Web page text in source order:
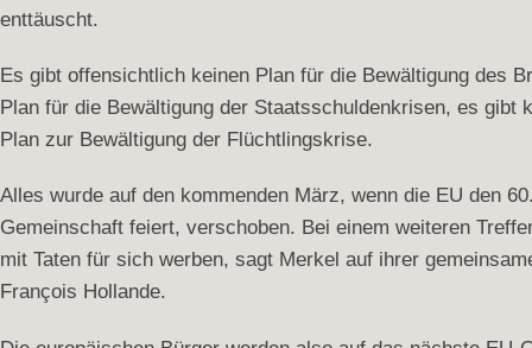
enttäuscht.
Es gibt offensichtlich keinen Plan für die Bewältigung des
Plan für die Bewältigung der Staatsschuldenkrisen, es
Plan zur Bewältigung der Flüchtlingskrise.
Alles wurde auf den kommenden März, wenn die EU den
Gemeinschaft feiert, verschoben. Bei einem weiteren
mit Taten für sich werben, sagt Merkel auf ihrer
François Hollande.